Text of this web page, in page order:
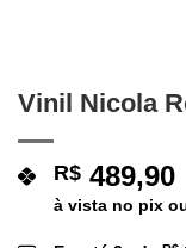
Vinil Nicola
R$ 489,90
à vista no pix